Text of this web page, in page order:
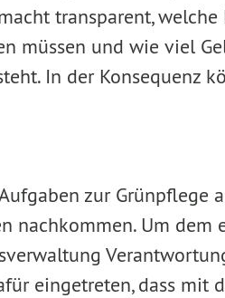
transparent,
müssen und wie viel
In der Konsequenz
zur Grünpflege
nachkommen. Um dem
eingetreten, dass mit